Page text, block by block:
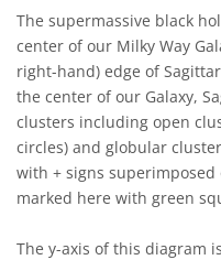
The supermassive black
center of our Milky Way
right-hand) edge of
the center of our Galaxy,
clusters including open
circles) and globular
with + signs
marked here with green
The y-axis of this diagram